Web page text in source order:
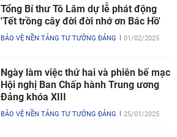
Tổng Bí thư Tô Lâm dự lễ phát động
'Tết trồng cây đời đời nhớ ơn Bác Hồ'
BẢO VỆ NỀN TẢNG TƯ TƯỞNG ĐẢNG 01/02/2025
Ngày làm việc thứ hai và phiên bế mạc
Hội nghị Ban Chấp hành Trung ương
Đảng khóa XIII
BẢO VỆ NỀN TẢNG TƯ TƯỞNG ĐẢNG 25/01/2025